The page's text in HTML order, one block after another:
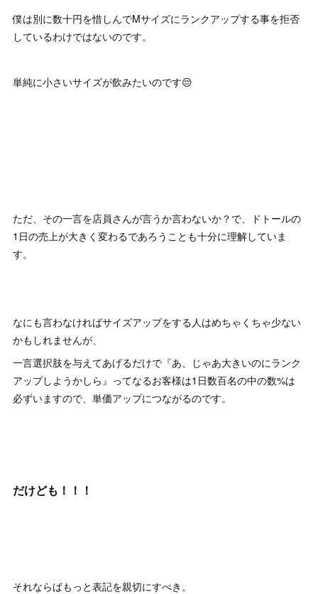
僕は別に数十円を惜しんでMサイズにランクアップする事を拒否
しているわけではないのです。
単純に小さいサイズが飲みたいのです😔
ただ、その一言を店員さんが言うか言わないか？で、ドトールの
1日の売上が大きく変わるであろうことも十分に理解していま
す。
なにも言わなければサイズアップをする人はめちゃくちゃ少ない
かもしれませんが、
一言選択肢を与えてあげるだけで『あ、じゃあ大きいのにランク
アップしようかしら』ってなるお客様は1日数百名の中の数%は
必ずいますので、単価アップにつながるのです。
だけども！！！
それならばもっと表記を親切にすべき。